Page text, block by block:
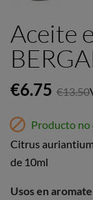
Aceite
€6.75 €13.50
 Producto no
Citrus
de 10ml
Usos en